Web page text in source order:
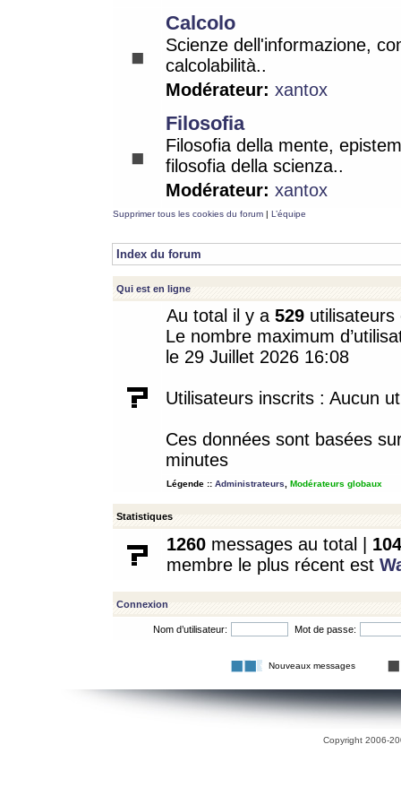
Calcolo
Scienze dell'informazione,
calcolabilità..
Modérateur: xantox
Filosofia
Filosofia della mente,
filosofia della scienza..
Modérateur: xantox
Supprimer tous les cookies du forum | L’équipe
Index du forum
Qui est en ligne
Au total il y a 529
Le nombre maximum
le 29 Juillet 2026 16:08
Utilisateurs inscrits : Aucun
Ces données sont basées
minutes
Légende :: Administrateurs Modérateurs globaux
Statistiques
1260 messages au total | 104
membre le plus récent est
Connexion
Nom d’utilisateur: Mot de passe:
Nouveaux messages
Copyright 2006-